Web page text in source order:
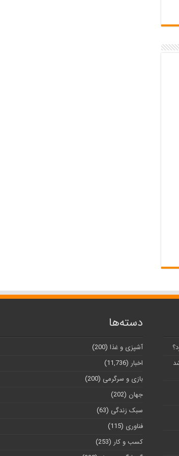
دسته‌ها
آشپزی و غذا (200)
اخبار (11,736)
بازی و سرگرمی (200)
جهان (202)
سبک زندگی (63)
فناوری (115)
کسب و کار (253)